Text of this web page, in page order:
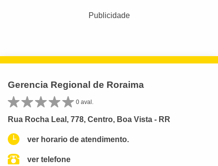
Publicidade
Gerencia Regional de Roraima
0 aval.
Rua Rocha Leal, 778, Centro, Boa Vista - RR
ver horario de atendimento.
ver telefone